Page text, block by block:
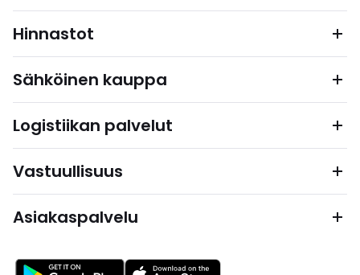
Hinnastot
Sähköinen kauppa
Logistiikan palvelut
Vastuullisuus
Asiakaspalvelu